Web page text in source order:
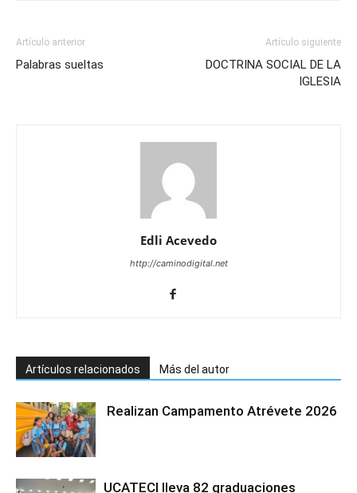
Artículo anterior
Palabras sueltas
Artículo siguiente
DOCTRINA SOCIAL DE LA
IGLESIA
Edli Acevedo
http://caminodigital.net
Artículos relacionados Más del autor
Realizan Campamento Atrévete 2026
UCATECI lleva 82 graduaciones